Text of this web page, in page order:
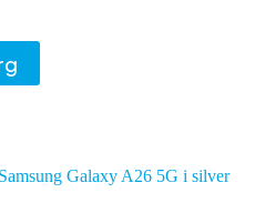
Galaxy A26 5G i silver